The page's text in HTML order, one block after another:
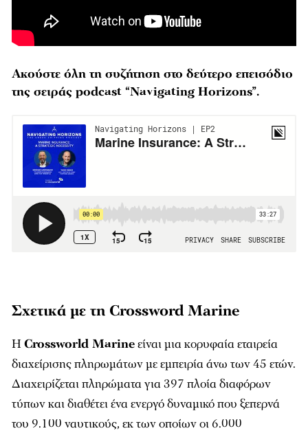
Ακούστε όλη τη συζήτηση στο δεύτερο επεισόδιο
της σειράς podcast “Navigating Horizons”.
Σχετικά με τη Crossword Marine
ΗCrossworld Marineείναι μια κορυφαία εταιρεία
διαχείρισης πληρωμάτων με εμπειρία άνω των 45 ετών.
Διαχειρίζεται πληρώματα για 397 πλοία διαφόρων
τύπων και διαθέτει ένα ενεργό δυναμικό που ξεπερνά
του 9.100 ναυτικούς, εκ των οποίων οι 6.000